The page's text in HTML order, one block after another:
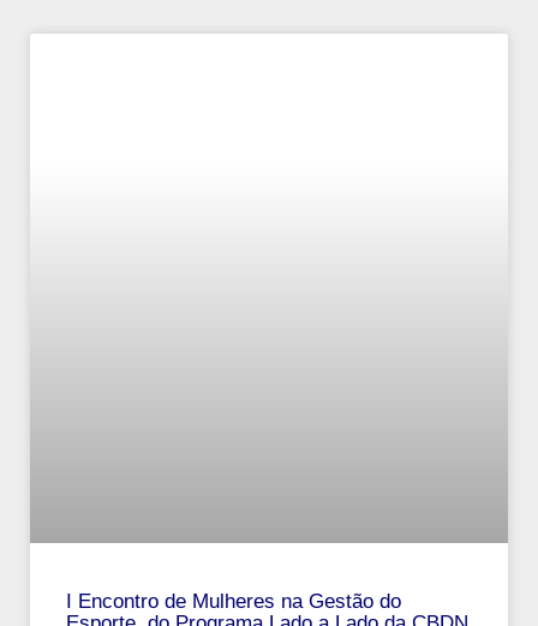
I Encontro de Mulheres na Gestão do